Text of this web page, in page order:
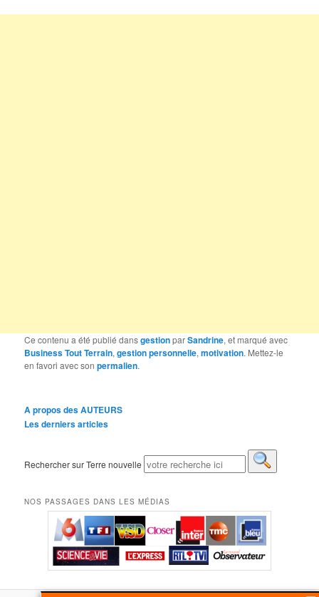
Ce contenu a été publié dansgestionparSandrine, et marqué avec
Business Tout Terrain,gestion personnelle,motivation. Mettez-le
en favori avec sonpermalien.
A propos des AUTEURS
Les derniers articles
Rechercher sur Terre nouvelle
NOS PASSAGES DANS LES MÉDIAS